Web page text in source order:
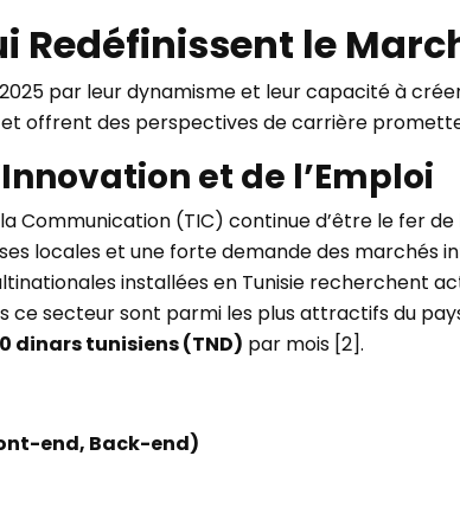
Redéfinissent le
par leur dynamisme et leur capacité à
offrent des perspectives de carrière
et de l’Emploi
Communication (TIC) continue d’être le fer
locales et une forte demande des marchés
installées en Tunisie recherchent
ce secteur sont parmi les plus attractifs du
dinars tunisiens (TND) par mois [2].
end, Back-end)